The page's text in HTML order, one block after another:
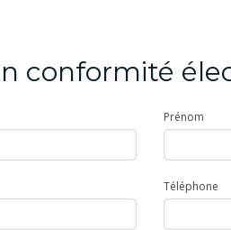
conformité
Prénom
Téléphone